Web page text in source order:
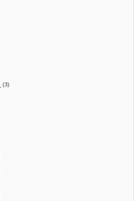
(3)